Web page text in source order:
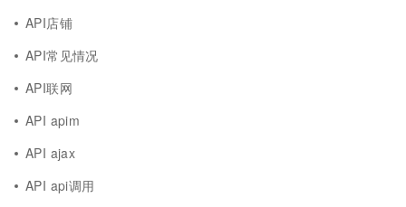
API店铺
API常见情况
API联网
API apim
API ajax
API api调用